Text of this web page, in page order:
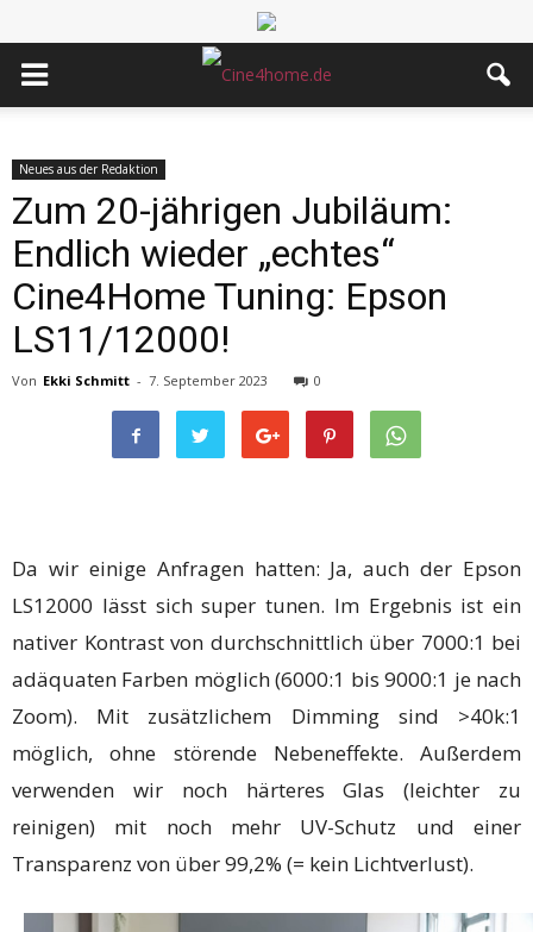
Neues aus der Redaktion
Zum 20-jährigen Jubiläum:
Endlich wieder „echtes“
Cine4Home Tuning: Epson
LS11/12000!
Von Ekki Schmitt - 7. September 2023 0
Da wir einige Anfragen hatten: Ja, auch der Epson
LS12000 lässt sich super tunen. Im Ergebnis ist ein
nativer Kontrast von durchschnittlich über 7000:1 bei
adäquaten Farben möglich (6000:1 bis 9000:1 je nach
Zoom). Mit zusätzlichem Dimming sind >40k:1
möglich, ohne störende Nebeneffekte. Außerdem
verwenden wir noch härteres Glas (leichter zu
reinigen) mit noch mehr UV-Schutz und einer
Transparenz von über 99,2% (= kein Lichtverlust).